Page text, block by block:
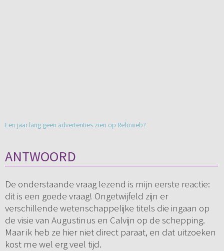
Een jaar lang geen advertenties zien op Refoweb?
ANTWOORD
De onderstaande vraag lezend is mijn eerste reactie:
dit is een goede vraag! Ongetwijfeld zijn er
verschillende wetenschappelijke titels die ingaan op
de visie van Augustinus en Calvijn op de schepping.
Maar ik heb ze hier niet direct paraat, en dat uitzoeken
kost me wel erg veel tijd.